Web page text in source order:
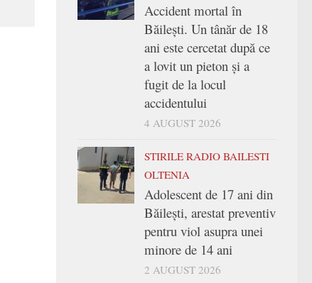
Accident mortal în
Băilești. Un tânăr de 18
ani este cercetat după ce
a lovit un pieton și a
fugit de la locul
accidentului
4 AUGUST 2026
STIRILE RADIO BAILESTI
OLTENIA
Adolescent de 17 ani din
Băilești, arestat preventiv
pentru viol asupra unei
minore de 14 ani
2 AUGUST 2026